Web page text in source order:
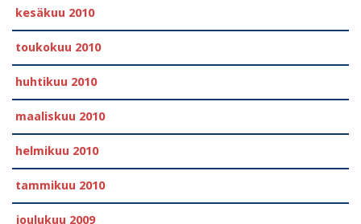
kesäkuu 2010
toukokuu 2010
huhtikuu 2010
maaliskuu 2010
helmikuu 2010
tammikuu 2010
joulukuu 2009